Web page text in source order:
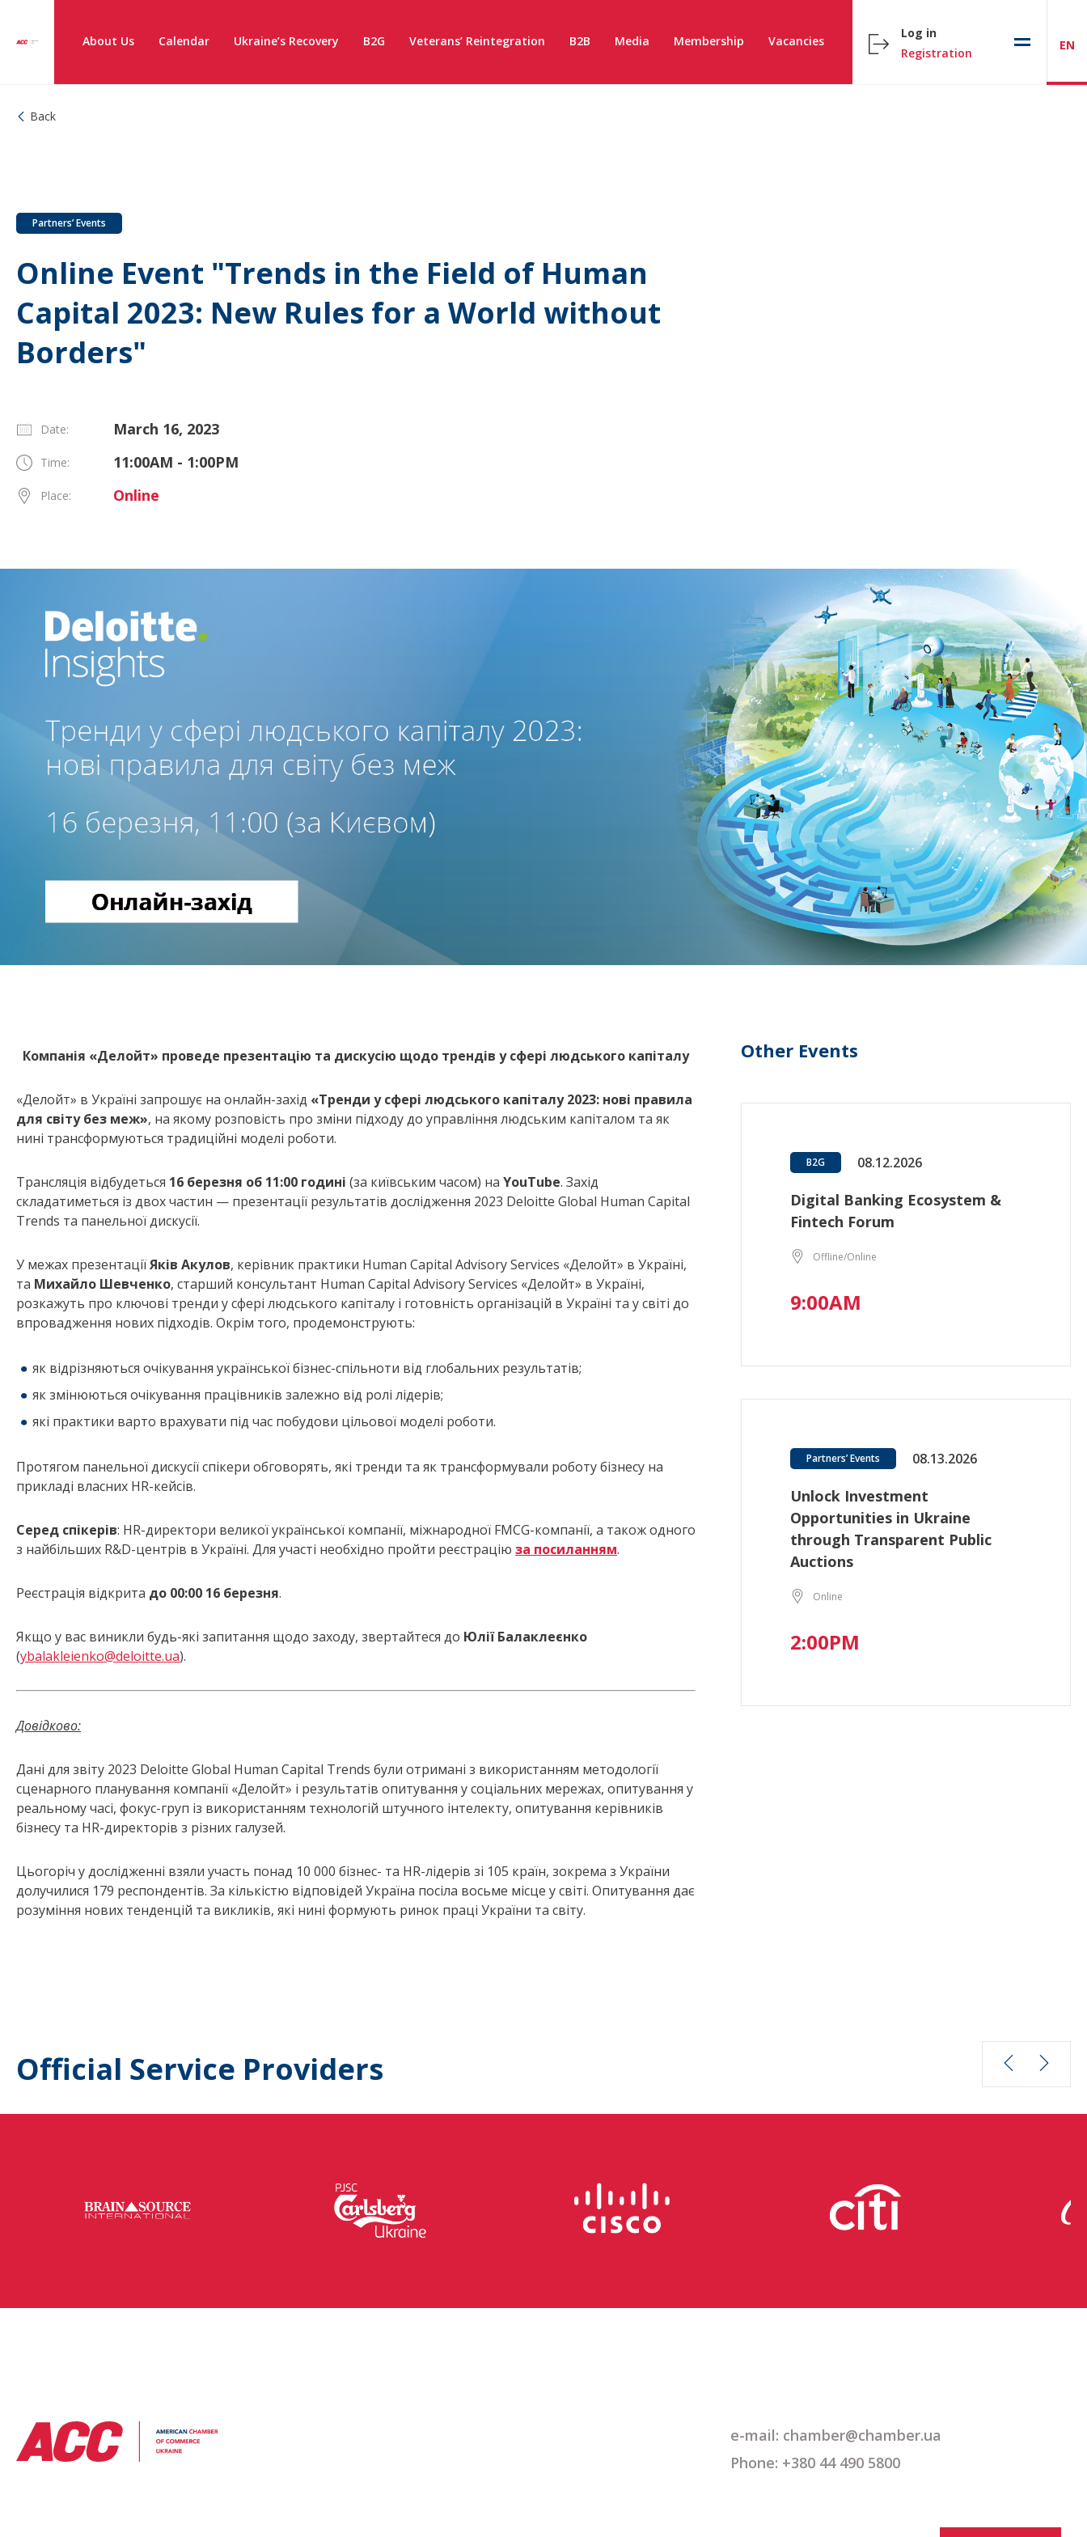
About Us Calendar Ukraine’s Recovery B2G Veterans’ Reintegration B2B Media Membership Vacancies
Log in
Registration
EN
Back
Partners’ Events
Online Event "Trends in the Field of Human
Capital 2023: New Rules for a World without
Borders"
Date: March 16, 2023
Time: 11:00AM - 1:00PM
Place: Online
Компанія «Делойт» проведе презентацію та дискусію щодо трендів у сфері людського капіталу
«Делойт» в Україні запрошує на онлайн-захід «Тренди у сфері людського капіталу 2023: нові правила
для світу без меж», на якому розповість про зміни підходу до управління людським капіталом та як
нині трансформуються традиційні моделі роботи.
Трансляція відбудеться 16 березня об 11:00 годині (за київським часом) на YouTube. Захід
складатиметься із двох частин — презентації результатів дослідження 2023 Deloitte Global Human Capital
Trends та панельної дискусії.
У межах презентаціїЯків Акулов, керівник практики Human Capital Advisory Services «Делойт» в Україні,
та Михайло Шевченко, старший консультант Human Capital Advisory Services «Делойт» в Україні,
розкажуть про ключові тренди у сфері людського капіталу і готовність організацій в Україні та у світі до
впровадження нових підходів. Окрім того, продемонструють:
як відрізняються очікування української бізнес-спільноти від глобальних результатів;
як змінюються очікування працівників залежно від ролі лідерів;
які практики варто врахувати під час побудови цільової моделі роботи.
Протягом панельної дискусії спікери обговорять, які тренди та як трансформували роботу бізнесу на
прикладі власних HR-кейсів.
Серед спікерів: HR-директори великої української компанії, міжнародної FMCG-компанії, а також одного
з найбільших R&D-центрів в Україні. Для участі необхідно пройти реєстрацію за посиланням.
Реєстрація відкрита до 00:00 16 березня.
Якщо у вас виникли будь-які запитання щодо заходу, звертайтеся до Юлії Балаклеєнко
(ybalakleienko@deloitte.ua).
Довідково:
Дані для звіту 2023 Deloitte Global Human Capital Trends були отримані з використанням методології
сценарного планування компанії «Делойт» і результатів опитування у соціальних мережах, опитування у
реальному часі, фокус-груп із використанням технологій штучного інтелекту, опитування керівників
бізнесу та HR-директорів з різних галузей.
Цьогоріч у дослідженні взяли участь понад 10 000 бізнес- та HR-лідерів зі 105 країн, зокрема з України
долучилися 179 респондентів. За кількістю відповідей Україна посіла восьме місце у світі. Опитування дає
розуміння нових тенденцій та викликів, які нині формують ринок праці України та світу.
Other Events
B2G 08.12.2026
Digital Banking Ecosystem &
Fintech Forum
Offline/Online
9:00AM
Partners’ Events 08.13.2026
Unlock Investment
Opportunities in Ukraine
through Transparent Public
Auctions
Online
2:00PM
Official Service Providers
e-mail: chamber@chamber.ua
Phone: +380 44 490 5800